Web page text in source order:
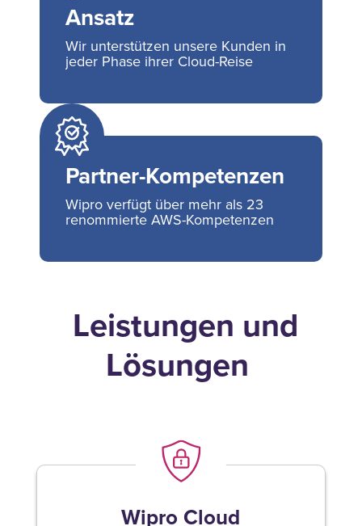
Ansatz
Wir unterstützen unsere Kunden in
jeder Phase ihrer Cloud-Reise
Partner-Kompetenzen
Wipro verfügt über mehr als 23
renommierte AWS-Kompetenzen
Leistungen und
Lösungen
Wipro Cloud